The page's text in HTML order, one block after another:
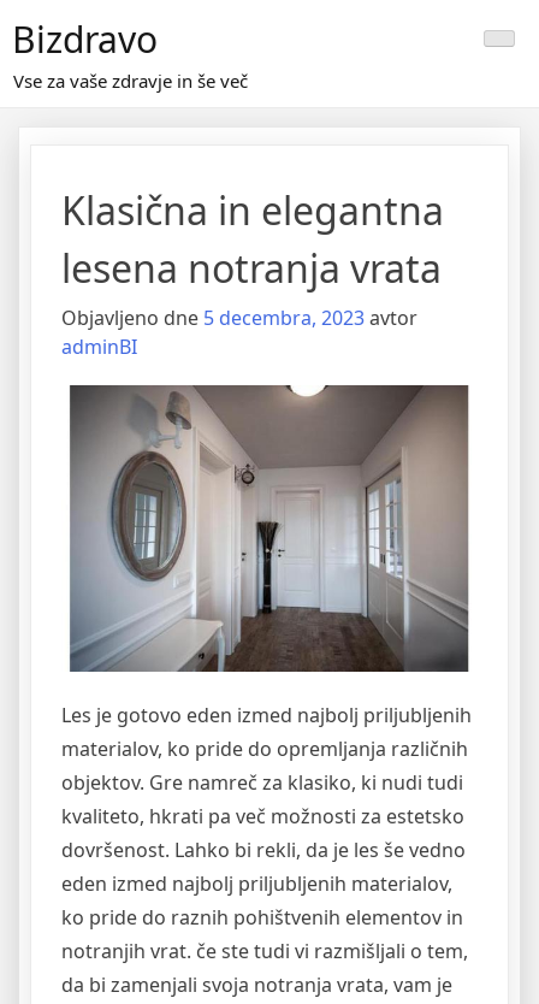
content
Bizdravo
Vse za vaše zdravje in še več
Klasična in elegantna
lesena notranja vrata
Objavljeno dne 5 decembra, 2023avtor
adminBI
Les je gotovo eden izmed najbolj priljubljenih
materialov, ko pride do opremljanja različnih
objektov. Gre namreč za klasiko, ki nudi tudi
kvaliteto, hkrati pa več možnosti za estetsko
dovršenost. Lahko bi rekli, da je les še vedno
eden izmed najbolj priljubljenih materialov,
ko pride do raznih pohištvenih elementov in
notranjih vrat. če ste tudi vi razmišljali o tem,
da bi zamenjali svoja notranja vrata, vam je